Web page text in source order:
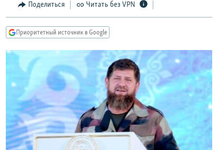
Вернутся
КУЛЬТУРА
КАВКАЗ.РЕАЛИИ
СЕВЕР.РЕАЛИИ
СИБИРЬ.РЕАЛИИ
РАСПИСАНИЕ ВЕЩАНИЯ
ПОДПИШИТЕСЬ НА РАССЫЛКУ
СОЦИАЛЬНЫЕ СЕТИ
Поделиться Читать без VPN
Приоритетный источник в Google